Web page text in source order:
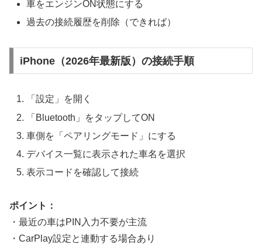
車をエンジンON状態にする
過去の接続履歴を削除（できれば）
iPhone（2026年最新版）の接続手順
「設定」を開く
「Bluetooth」をタップしてON
車側を「ペアリングモード」にする
デバイス一覧に表示された車名を選択
表示コードを確認して接続
ポイント：
・最近の車はPIN入力不要が主流
・CarPlay設定と連動する場合あり